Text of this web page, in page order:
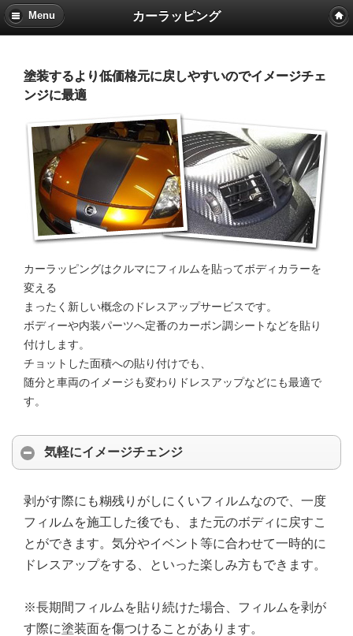
Menu カーラッピング
塗装するより低価格元に戻しやすいのでイメージチェ
ンジに最適
カーラッピングはクルマにフィルムを貼ってボディカラーを
変える
まったく新しい概念のドレスアップサービスです。
ボディーや内装パーツへ定番のカーボン調シートなどを貼り
付けします。
チョットした面積への貼り付けでも、
随分と車両のイメージも変わりドレスアップなどにも最適で
す。
気軽にイメージチェンジ
剥がす際にも糊残りがしにくいフィルムなので、一度
フィルムを施工した後でも、また元のボディに戻すこ
とができます。気分やイベント等に合わせて一時的に
ドレスアップをする、といった楽しみ方もできます。
※長期間フィルムを貼り続けた場合、フィルムを剥が
す際に塗装面を傷つけることがあります。